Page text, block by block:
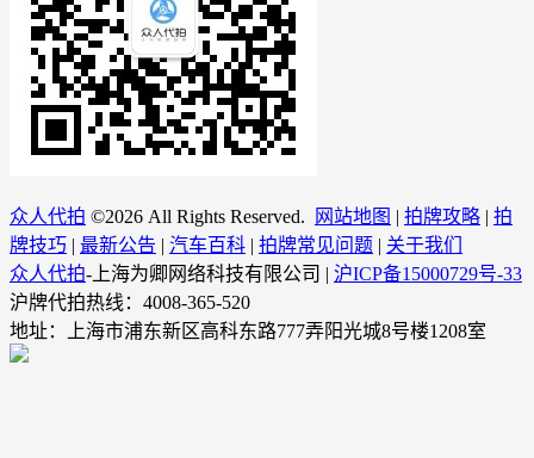
众人代拍 ©2026 All Rights Reserved. 网站地图 | 拍牌攻略 | 拍
牌技巧 | 最新公告 | 汽车百科 | 拍牌常见问题 | 关于我们
众人代拍-上海为卿网络科技有限公司 | 沪ICP备15000729号-33
沪牌代拍热线：4008-365-520
地址：上海市浦东新区高科东路777弄阳光城8号楼1208室